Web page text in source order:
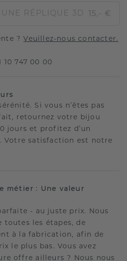
RÉPLIQUE 3D 15,- €
?Veuillez-nous contacter.
10 747 00 00
Si vous n’êtes pas
retournez votre bijou
jours et profitez d’un
Votre satisfaction est notre
métier : Une valeur
- au juste prix. Nous
toutes les étapes, de
à la fabrication, afin de
le plus bas. Vous avez
offre ailleurs ? Nous nous